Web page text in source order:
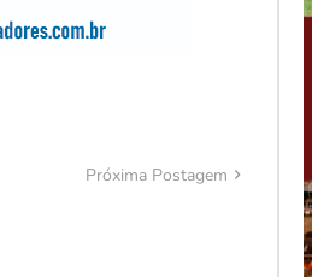
Próxima Postagem